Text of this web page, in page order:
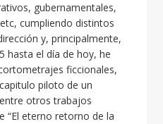
gubernamentales,
cumpliendo distintos
y, principalmente,
hasta el día de hoy, he
ficcionales,
piloto de un
otros trabajos
“El eterno retorno de la